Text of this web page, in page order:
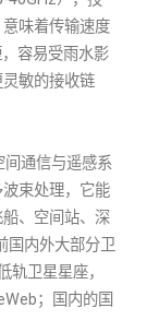
味着传输速度
容易受雨水影
敏的接收链
通信与遥感系
束处理，它能
、空间站、深
国内外大部分卫
轨卫星星座，
；国内的国